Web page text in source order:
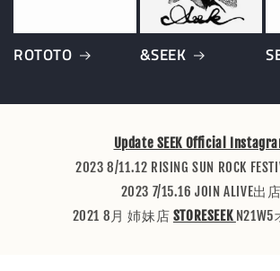
ROTOTO &SEEK
Update SEEK Official
2023 8/11.12 RISING SUN ROCK
2023 7/15.16 JOIN ALIVE出店
2021 8月 姉妹店 STORESEEK